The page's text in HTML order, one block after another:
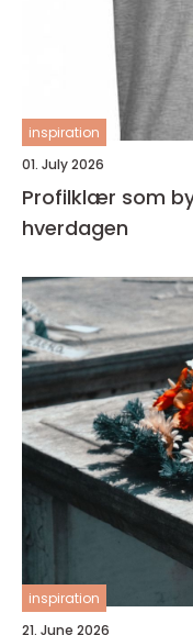
inspiration
01. July 2026
Profilklær som
hverdagen
inspiration
21. June 2026